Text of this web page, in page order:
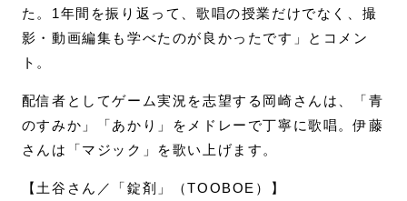
た。1年間を振り返って、歌唱の授業だけでなく、撮
影・動画編集も学べたのが良かったです」とコメン
ト。
配信者としてゲーム実況を志望する岡崎さんは、「青
のすみか」「あかり」をメドレーで丁寧に歌唱。伊藤
さんは「マジック」を歌い上げます。
【土谷さん／「錠剤」（TOOBOE）】